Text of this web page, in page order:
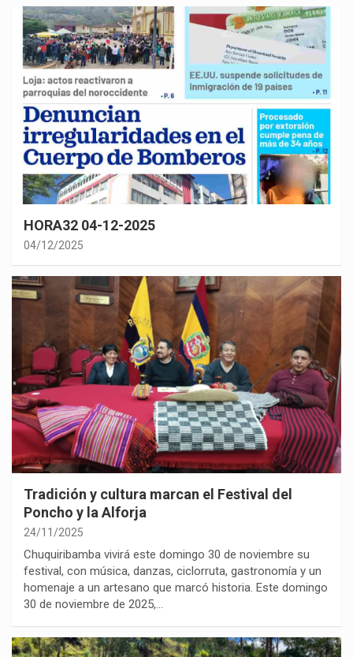
HORA32 04-12-2025
04/12/2025
Tradición y cultura marcan el Festival del
Poncho y la Alforja
24/11/2025
Chuquiribamba vivirá este domingo 30 de noviembre su
festival, con música, danzas, ciclorruta, gastronomía y un
homenaje a un artesano que marcó historia. Este domingo
30 de noviembre de 2025,…